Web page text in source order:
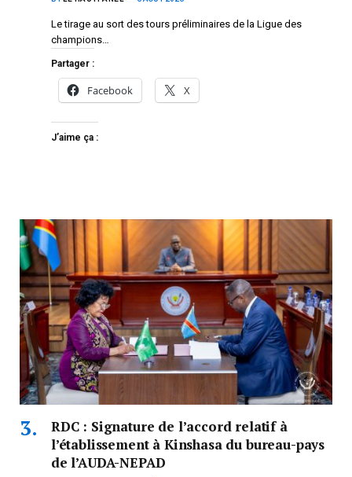
Le tirage au sort des tours préliminaires de la Ligue des
champions…
Partager :
Facebook X
J’aime ça :
RDC : Signature de l’accord relatif à
l’établissement à Kinshasa du bureau-pays
de l’AUDA-NEPAD